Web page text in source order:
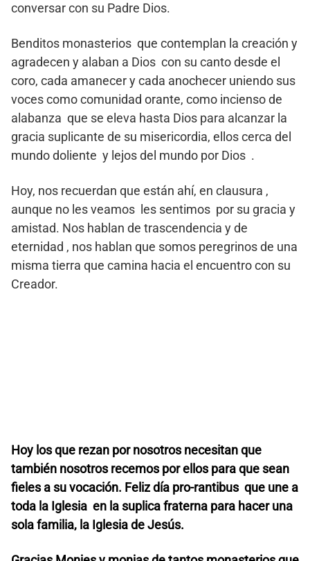
conversar con su Padre Dios.
Benditos monasterios que contemplan la creación y
agradecen y alaban a Dios con su canto desde el
coro, cada amanecer y cada anochecer uniendo sus
voces como comunidad orante, como incienso de
alabanza que se eleva hasta Dios para alcanzar la
gracia suplicante de su misericordia, ellos cerca del
mundo doliente y lejos del mundo por Dios .
Hoy, nos recuerdan que están ahí, en clausura ,
aunque no les veamos les sentimos por su gracia y
amistad. Nos hablan de trascendencia y de
eternidad , nos hablan que somos peregrinos de una
misma tierra que camina hacia el encuentro con su
Creador.
Hoy los que rezan por nosotros necesitan que
también nosotros recemos por ellos para que sean
fieles a su vocación. Feliz día pro-rantibus que une a
toda la Iglesia en la suplica fraterna para hacer una
sola familia, la Iglesia de Jesús.